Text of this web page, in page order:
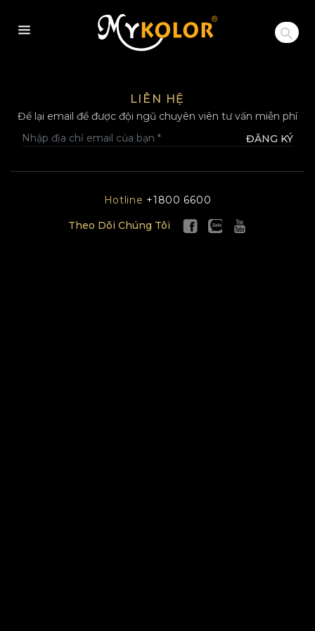
MYKOLOR
LIÊN HỆ
Để lại email để được đội ngũ chuyên viên tư vấn miễn phí
ĐĂNG KÝ
Hotline +1800 6600
Theo Dõi Chúng Tôi